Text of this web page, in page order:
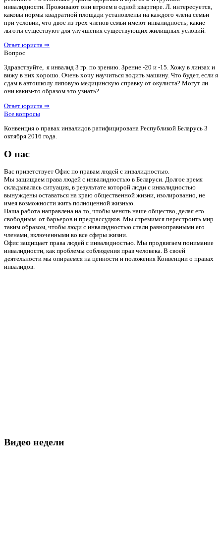
инвалидности. Проживают они втроем в одной квартире. Л. интересуется,
каковы нормы квадратной площади установлены на каждого члена семьи
при условии, что двое из трех членов семьи имеют инвалидность; какие
льготы существуют для улучшения существующих жилищных условий.
Ответ юриста ⇒
Вопрос
Здравствуйте, я инвалид 3 гр. по зрению. Зрение -20 и -15. Хожу в линзах и
вижу в них хорошо. Очень хочу научиться водить машину. Что будет, если я
сдам в автошколу липовую медицинскую справку от окулиста? Могут ли
они каким-то образом это узнать?
Ответ юриста ⇒
Все вопросы
Конвенция о правах инвалидов ратифицирована Республикой Беларусь 3
октября 2016 года.
О нас
Вас приветствует Офис по правам людей с инвалидностью.
Мы защищаем права людей с инвалидностью в Беларуси. Долгое время
складывалась ситуация, в результате которой люди с инвалидностью
вынуждены оставаться на краю общественной жизни, изолированно, не
имея возможности жить полноценной жизнью.
Наша работа направлена на то, чтобы менять наше общество, делая его
свободным от барьеров и предрассудков. Мы стремимся перестроить мир
таким образом, чтобы люди с инвалидностью стали равноправными его
членами, включенными во все сферы жизни.
Офис защищает права людей с инвалидностью. Мы продвигаем понимание
инвалидности, как проблемы соблюдения прав человека. В своей
деятельности мы опираемся на ценности и положения Конвенции о правах
инвалидов.
Видео недели